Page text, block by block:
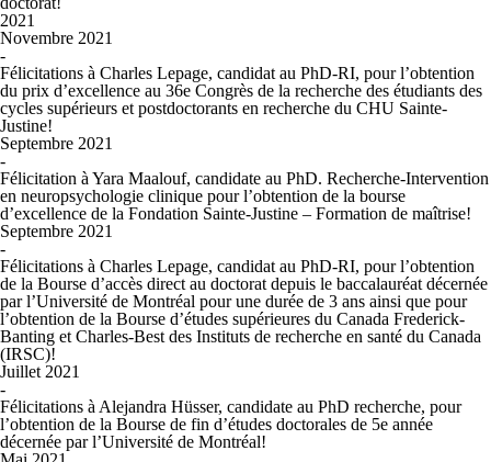
2021
Novembre 2021
-
Félicitations à Charles Lepage, candidat au PhD-RI, pour l’obtention
du prix d’excellence au 36e Congrès de la recherche des étudiants des
cycles supérieurs et postdoctorants en recherche du CHU Sainte-
Justine!
Septembre 2021
-
Félicitation à Yara Maalouf, candidate au PhD. Recherche-Intervention
en neuropsychologie clinique pour l’obtention de la bourse
d’excellence de la Fondation Sainte-Justine – Formation de maîtrise!
Septembre 2021
-
Félicitations à Charles Lepage, candidat au PhD-RI, pour l’obtention
de la Bourse d’accès direct au doctorat depuis le baccalauréat décernée
par l’Université de Montréal pour une durée de 3 ans ainsi que pour
l’obtention de la Bourse d’études supérieures du Canada Frederick-
Banting et Charles-Best des Instituts de recherche en santé du Canada
(IRSC)!
Juillet 2021
-
Félicitations à Alejandra Hüsser, candidate au PhD recherche, pour
l’obtention de la Bourse de fin d’études doctorales de 5e année
décernée par l’Université de Montréal!